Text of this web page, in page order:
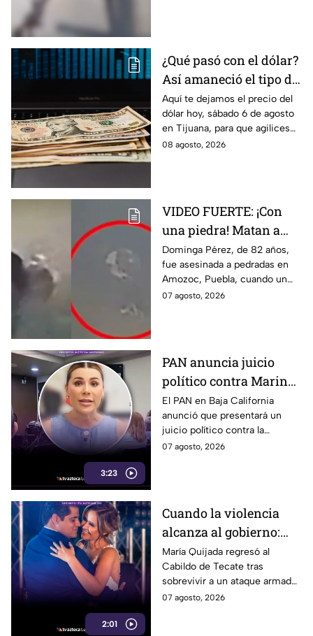
¿Qué pasó con el dólar?
Así amaneció el tipo de
cambio hoy sábado 8 de
agosto en Tijuana
Aquí te dejamos el precio del
dólar hoy, sábado 6 de agosto
en Tijuana, para que agilices
tus cambios, compras y
08 agosto, 2026
VIDEO FUERTE: ¡Con
una piedra! Matan a
vendedora de cemitas
de 82 años mientras iba
a su casa
Dominga Pérez, de 82 años,
fue asesinada a pedradas en
Amozoc, Puebla, cuando un
sujeto le robó los 90 pesos
07 agosto, 2026
3:23
PAN anuncia juicio
político contra Marina
del Pilar y la fiscal de
Baja California
El PAN en Baja California
anunció que presentará un
juicio político contra la
gobernadora y la fiscal del
07 agosto, 2026
2:01
Cuando la violencia
alcanza al gobierno:
regidora de Tecate
vuelve al Cabildo tras
sobrevivir a un ataque
armado
María Quijada regresó al
Cabildo de Tecate tras
sobrevivir a un ataque armado
en el que murió su esposo y
07 agosto, 2026